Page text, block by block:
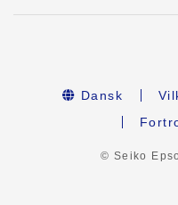
Dansk
© Seiko